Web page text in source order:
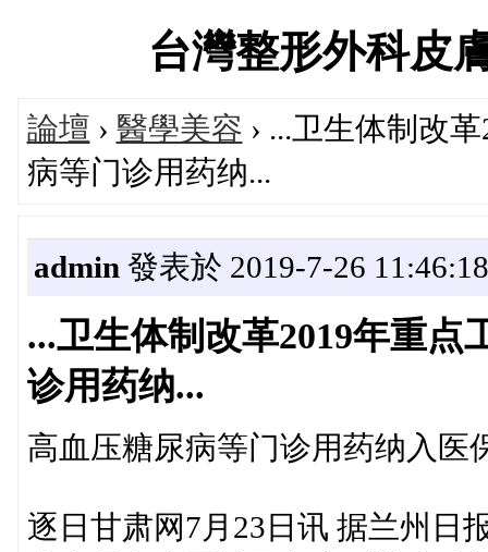
台灣整形外科皮
論壇 › 醫學美容 › ...卫生体制改
病等门诊用药纳...
admin 發表於 2019-7-26 11:46:18
...卫生体制改革2019年重点
诊用药纳...
高血压糖尿病等门诊用药纳入医
逐日甘肃网7月23日讯 据兰州日